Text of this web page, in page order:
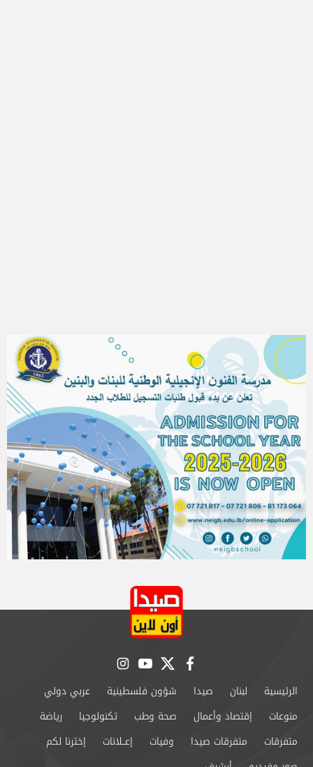
facebook
twitter
youtube
instagram
الرئيسية لبنان صيدا شؤون فلسطينية
عربي دولي
منوعات
إقتصاد وأعمال صحة وطب تكنولوجيا
رياضة
متفرقات
متفرقات صيدا وفيات إعــلانات
إخترنا لكم